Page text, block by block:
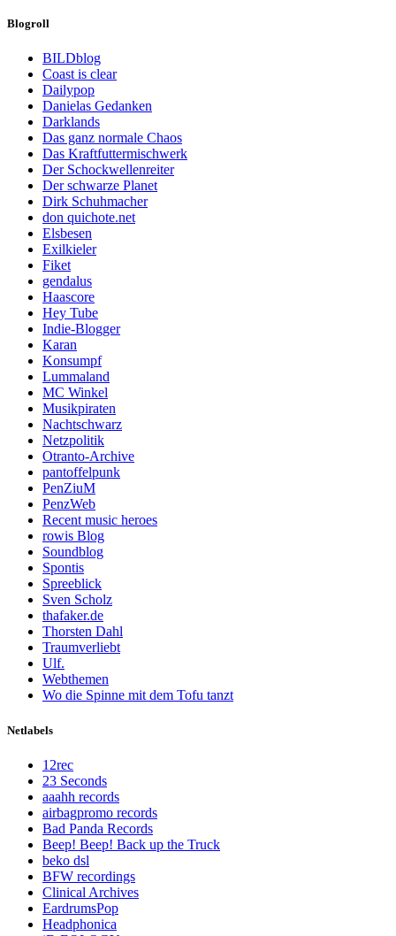
Blogroll
BILDblog
Coast is clear
Dailypop
Danielas Gedanken
Darklands
Das ganz normale Chaos
Das Kraftfuttermischwerk
Der Schockwellenreiter
Der schwarze Planet
Dirk Schuhmacher
don quichote.net
Elsbesen
Exilkieler
Fiket
gendalus
Haascore
Hey Tube
Indie-Blogger
Karan
Konsumpf
Lummaland
MC Winkel
Musikpiraten
Nachtschwarz
Netzpolitik
Otranto-Archive
pantoffelpunk
PenZiuM
PenzWeb
Recent music heroes
rowis Blog
Soundblog
Spontis
Spreeblick
Sven Scholz
thafaker.de
Thorsten Dahl
Traumverliebt
Ulf.
Webthemen
Wo die Spinne mit dem Tofu tanzt
Netlabels
12rec
23 Seconds
aaahh records
airbagpromo records
Bad Panda Records
Beep! Beep! Back up the Truck
beko dsl
BFW recordings
Clinical Archives
EardrumsPop
Headphonica